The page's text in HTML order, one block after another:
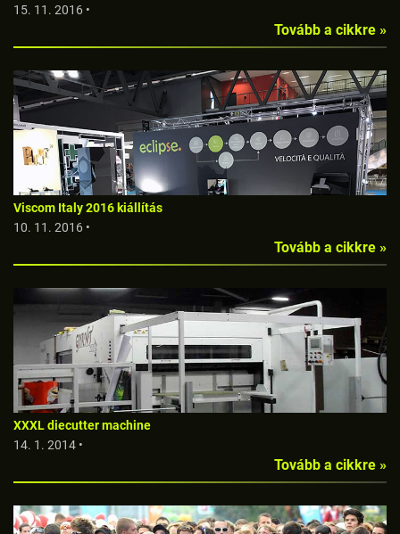
15. 11. 2016 •
Tovább a cikkre »
Viscom Italy 2016 kiállítás
10. 11. 2016 •
Tovább a cikkre »
XXXL diecutter machine
14. 1. 2014 •
Tovább a cikkre »